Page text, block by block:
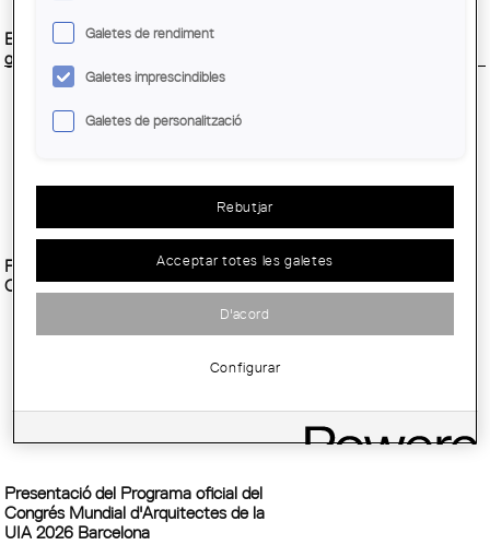
Espai de Lectura A d'Arquitectes. "La
gran revolución doméstica"
Presentació del llibre "Picasso al
Col·legi d'arquitectes de Catalunya"
Presentació del Programa oficial del
Congrés Mundial d'Arquitectes de la
UIA 2026 Barcelona
Galetes de rendiment
Galetes imprescindibles
Galetes de personalització
Rebutjar
Acceptar totes les galetes
D'acord
Configurar